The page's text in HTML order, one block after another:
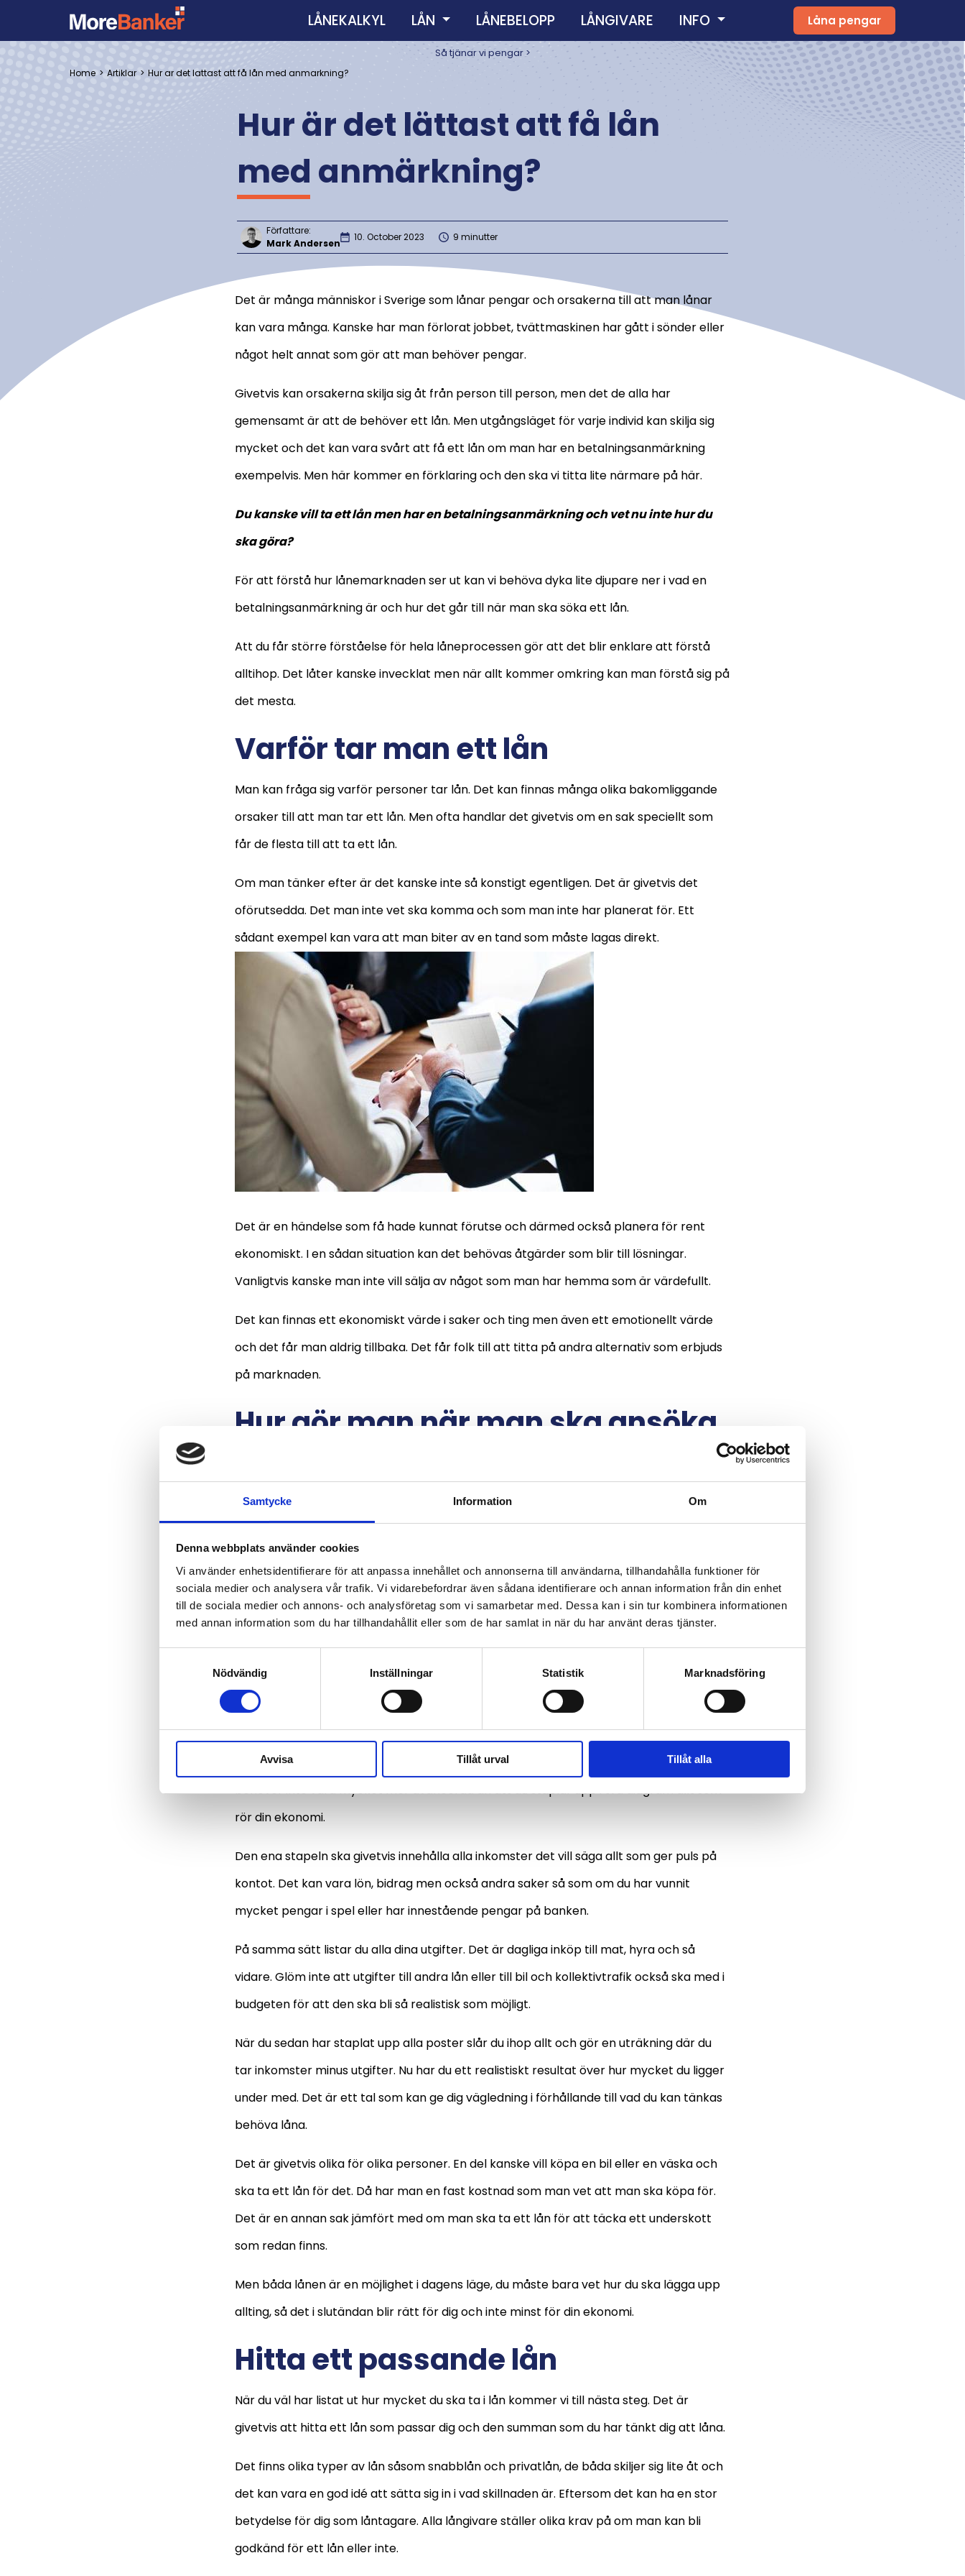
Samtycke Information Om
Denna webbplats använder cookies
Vi använder enhetsidentifierare för att anpassa innehållet och annonserna till användarna, tillhandahålla funktioner för
sociala medier och analysera vår trafik. Vi vidarebefordrar även sådana identifierare och annan information från din enhet
till de sociala medier och annons- och analysföretag som vi samarbetar med. Dessa kan i sin tur kombinera informationen
med annan information som du har tillhandahållit eller som de har samlat in när du har använt deras tjänster.
Nödvändig
Inställningar Statistik Marknadsföring
Avvisa Tillåt urval Tillåt alla
LÅNEKALKYL LÅN LÅNEBELOPP LÅNGIVARE INFO Låna pengar
Så tjänar vi pengar >
Home Artiklar Hur ar det lattast att få lån med anmarkning?
Hur är det lättast att få lån
med anmärkning?
Författare:
Mark Andersen
10. October 2023 9 minutter
Det är många människor i Sverige som lånar pengar och orsakerna till att man lånar
kan vara många. Kanske har man förlorat jobbet, tvättmaskinen har gått i sönder eller
något helt annat som gör att man behöver pengar.
Givetvis kan orsakerna skilja sig åt från person till person, men det de alla har
gemensamt är att de behöver ett lån. Men utgångsläget för varje individ kan skilja sig
mycket och det kan vara svårt att få ett lån om man har en betalningsanmärkning
exempelvis. Men här kommer en förklaring och den ska vi titta lite närmare på här.
Du kanske vill ta ett lån men har en betalningsanmärkning och vet nu inte hur du
ska göra?
För att förstå hur lånemarknaden ser ut kan vi behöva dyka lite djupare ner i vad en
betalningsanmärkning är och hur det går till när man ska söka ett lån.
Att du får större förståelse för hela låneprocessen gör att det blir enklare att förstå
alltihop. Det låter kanske invecklat men när allt kommer omkring kan man förstå sig på
det mesta.
Varför tar man ett lån
Man kan fråga sig varför personer tar lån. Det kan finnas många olika bakomliggande
orsaker till att man tar ett lån. Men ofta handlar det givetvis om en sak speciellt som
får de flesta till att ta ett lån.
Om man tänker efter är det kanske inte så konstigt egentligen. Det är givetvis det
oförutsedda. Det man inte vet ska komma och som man inte har planerat för. Ett
sådant exempel kan vara att man biter av en tand som måste lagas direkt.
Det är en händelse som få hade kunnat förutse och därmed också planera för rent
ekonomiskt. I en sådan situation kan det behövas åtgärder som blir till lösningar.
Vanligtvis kanske man inte vill sälja av något som man har hemma som är värdefullt.
Det kan finnas ett ekonomiskt värde i saker och ting men även ett emotionellt värde
och det får man aldrig tillbaka. Det får folk till att titta på andra alternativ som erbjuds
på marknaden.
Hur gör man när man ska ansöka
Om man beslutar sig för att ta ett lån finns det några saker som man ska tänka på
innan man sätter igång med processen. Vi ska gå igenom hur det fungerar när man
ansöker om ettlån med betalningsanmärkning
praktiken.
Det är nyttig information för dig som överväger att ta ett lån och vill veta med om hur
Tänk på ut hur mycket du
behöver låna
Det är en bra idé att sätta sig ner och göra upp en budget över din ekonomi. En budget
behöver inte vara mycket mer avancerad än att du staplar upp i två diagram allt som
rör din ekonomi.
Den ena stapeln ska givetvis innehålla alla inkomster det vill säga allt som ger puls på
kontot. Det kan vara lön, bidrag men också andra saker så som om du har vunnit
mycket pengar i spel eller har innestående pengar på banken.
På samma sätt listar du alla dina utgifter. Det är dagliga inköp till mat, hyra och så
vidare. Glöm inte att utgifter till andra lån eller till bil och kollektivtrafik också ska med i
budgeten för att den ska bli så realistisk som möjligt.
När du sedan har staplat upp alla poster slår du ihop allt och gör en uträkning där du
tar inkomster minus utgifter. Nu har du ett realistiskt resultat över hur mycket du ligger
under med. Det är ett tal som kan ge dig vägledning i förhållande till vad du kan tänkas
behöva låna.
Det är givetvis olika för olika personer. En del kanske vill köpa en bil eller en väska och
ska ta ett lån för det. Då har man en fast kostnad som man vet att man ska köpa för.
Det är en annan sak jämfört med om man ska ta ett lån för att täcka ett underskott
som redan finns.
Men båda lånen är en möjlighet i dagens läge, du måste bara vet hur du ska lägga upp
allting, så det i slutändan blir rätt för dig och inte minst för din ekonomi.
Hitta ett passande lån
När du väl har listat ut hur mycket du ska ta i lån kommer vi till nästa steg. Det är
givetvis att hitta ett lån som passar dig och den summan som du har tänkt dig att låna.
Det finns olika typer av lån såsom snabblån och privatlån, de båda skiljer sig lite åt och
det kan vara en god idé att sätta sig in i vad skillnaden är. Eftersom det kan ha en stor
betydelse för dig som låntagare. Alla långivare ställer olika krav på om man kan bli
godkänd för ett lån eller inte.